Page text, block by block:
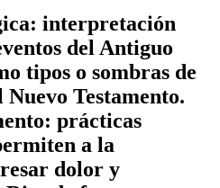
: interpretación
del Antiguo
tipos o sombras de
Nuevo Testamento.
: prácticas
a la
dolor y